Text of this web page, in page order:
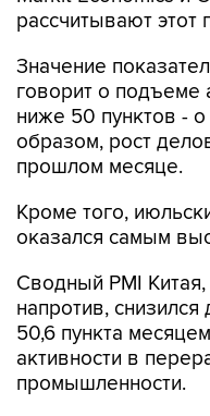
рассчитывают этот
Значение
говорит о подъеме
ниже 50 пунктов -
образом, рост
прошлом месяце.
Кроме того,
оказался самым
Сводный PMI
напротив,
50,6 пункта
активности в
промышленности.